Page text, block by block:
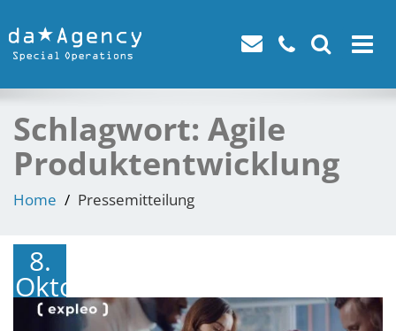
Toggle
Schlagwort: Agile
Produktentwicklung
Home Pressemitteilung
8.
Oktober
2024